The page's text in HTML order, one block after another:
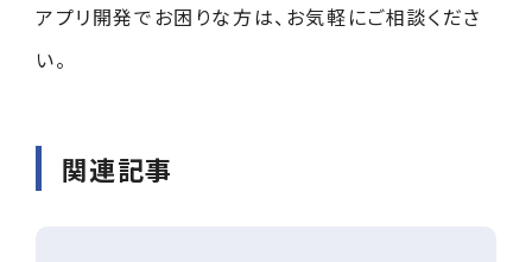
アプリ開発でお困りな方は、お気軽にご相談くださ
い。
関連記事